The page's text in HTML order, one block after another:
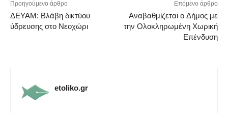
Προηγούμενο άρθρο
ΔΕΥΑΜ: Βλάβη δικτύου
ύδρευσης στο Νεοχώρι
Επόμενο άρθρο
Αναβαθμίζεται ο Δήμος με
την Ολοκληρωμένη Χωρική
Επένδυση
etoliko.gr